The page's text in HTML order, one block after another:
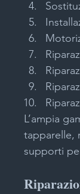
L’ampia
tapparelle,
supporti